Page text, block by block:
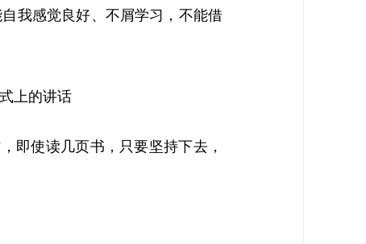
我感觉良好、不屑学习，不能借
上的讲话
使读几页书，只要坚持下去，